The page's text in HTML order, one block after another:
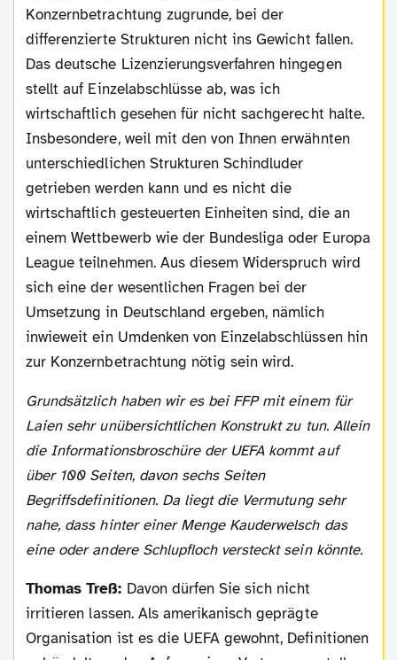
Konzernbetrachtung zugrunde, bei der
differenzierte Strukturen nicht ins Gewicht fallen.
Das deutsche Lizenzierungsverfahren hingegen
stellt auf Einzelabschlüsse ab, was ich
wirtschaftlich gesehen für nicht sachgerecht halte.
Insbesondere, weil mit den von Ihnen erwähnten
unterschiedlichen Strukturen Schindluder
getrieben werden kann und es nicht die
wirtschaftlich gesteuerten Einheiten sind, die an
einem Wettbewerb wie der Bundesliga oder Europa
League teilnehmen. Aus diesem Widerspruch wird
sich eine der wesentlichen Fragen bei der
Umsetzung in Deutschland ergeben, nämlich
inwieweit ein Umdenken von Einzelabschlüssen hin
zur Konzernbetrachtung nötig sein wird.
Grundsätzlich haben wir es bei FFP mit einem für
Laien sehr unübersichtlichen Konstrukt zu tun. Allein
die Informationsbroschüre der UEFA kommt auf
über 100 Seiten, davon sechs Seiten
Begriffsdefinitionen. Da liegt die Vermutung sehr
nahe, dass hinter einer Menge Kauderwelsch das
eine oder andere Schlupfloch versteckt sein könnte.
Thomas Treß: Davon dürfen Sie sich nicht
irritieren lassen. Als amerikanisch geprägte
Organisation ist es die UEFA gewohnt, Definitionen